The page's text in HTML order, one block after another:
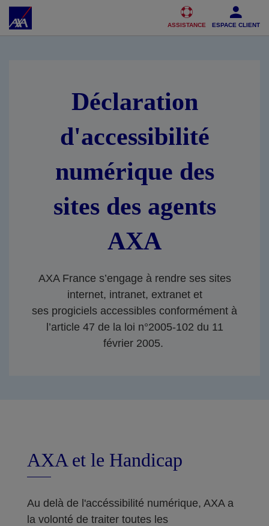
Accéder au Contenu Accéder au Pied de page
ASSISTANCE ESPACE CLIENT
Déclaration
d'accessibilité
numérique des
sites des agents
AXA
AXA France s’engage à rendre ses sites
internet, intranet, extranet et
ses progiciels accessibles conformément à
l’article 47 de la loi n°2005-102 du 11
février 2005.
AXA et le Handicap
Au delà de l'accéssibilité numérique, AXA a
la volonté de traiter toutes les